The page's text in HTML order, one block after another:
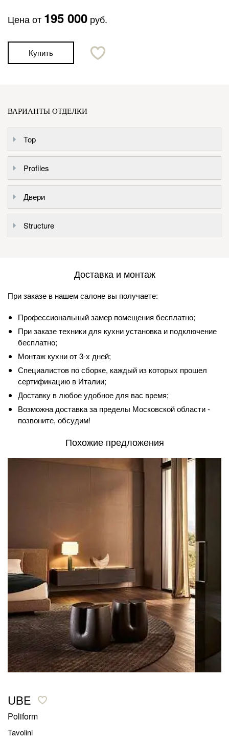
Цена от 195 000 руб.
Купить
ВАРИАНТЫ ОТДЕЛКИ
Top
Profiles
Двери
Structure
Доставка и монтаж
При заказе в нашем салоне вы получаете:
Профессиональный замер помещения бесплатно;
При заказе техники для кухни установка и подключение
бесплатно;
Монтаж кухни от 3-х дней;
Специалистов по сборке, каждый из которых прошел
сертификацию в Италии;
Доставку в любое удобное для вас время;
Возможна доставка за пределы Московской области -
позвоните, обсудим!
Похожие предложения
UBE
Poliform
Tavolini